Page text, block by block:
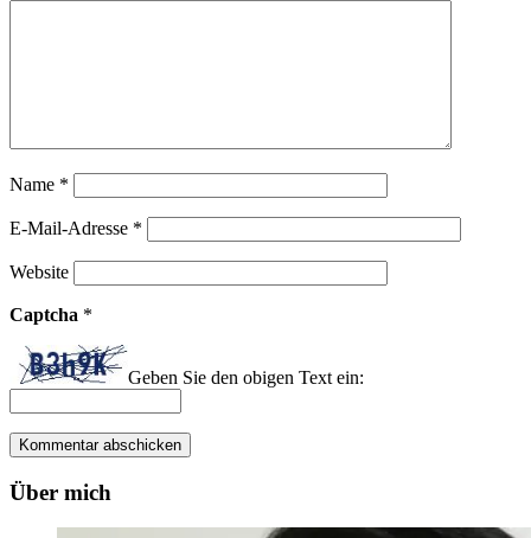
Name *
E-Mail-Adresse *
Website
Captcha *
Geben Sie den obigen Text ein:
Über mich